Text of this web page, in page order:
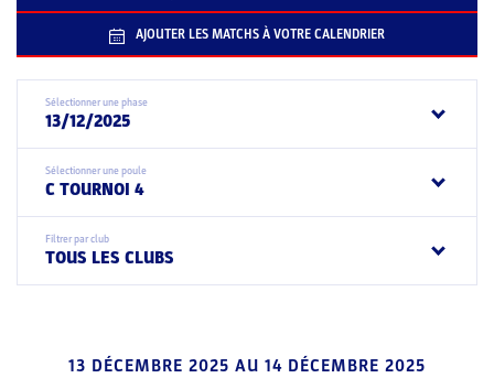
AJOUTER LES MATCHS À VOTRE CALENDRIER
Sélectionner une phase
13/12/2025
Sélectionner une poule
C TOURNOI 4
Filtrer par club
TOUS LES CLUBS
13 DÉCEMBRE 2025 AU 14 DÉCEMBRE 2025